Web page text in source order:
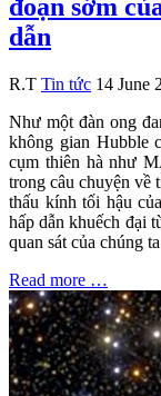
đoạn sớm
dẫn
R.T Tin tức 14 June
Như một đàn ong
không gian Hubble
cụm thiên hà như
trong câu chuyện về
thấu kính tối hậu
hấp dẫn khuếch đại
quan sát của chúng
Read more …